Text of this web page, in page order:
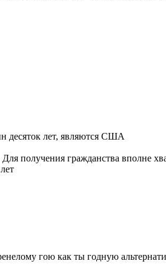
десяток лет, являются США
получения гражданства вполне
гою как ты годную